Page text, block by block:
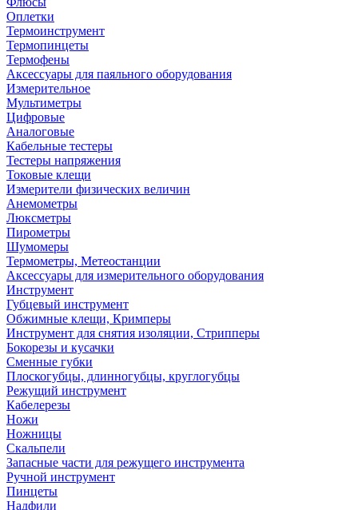
Оплетки
Термоинструмент
Термопинцеты
Термофены
Аксессуары для паяльного оборудования
Измерительное
Мультиметры
Цифровые
Аналоговые
Кабельные тестеры
Тестеры напряжения
Токовые клещи
Измерители физических величин
Анемометры
Люксметры
Пирометры
Шумомеры
Термометры, Метеостанции
Аксессуары для измерительного оборудования
Инструмент
Губцевый инструмент
Обжимные клещи, Кримперы
Инструмент для снятия изоляции, Стрипперы
Бокорезы и кусачки
Сменные губки
Плоскогубцы, длинногубцы, круглогубцы
Режущий инструмент
Кабелерезы
Ножи
Ножницы
Скальпели
Запасные части для режущего инструмента
Ручной инструмент
Пинцеты
Надфили